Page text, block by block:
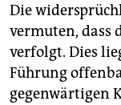
Die
vermuten, dass
verfolgt. Dies
Führung
gegenwärtigen